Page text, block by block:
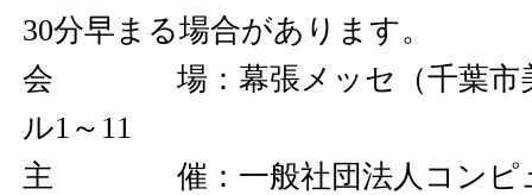
30分早まる場合があります。
会 場：幕張メッセ（千葉市美
ル1～11
主 催：一般社団法人コンピュ